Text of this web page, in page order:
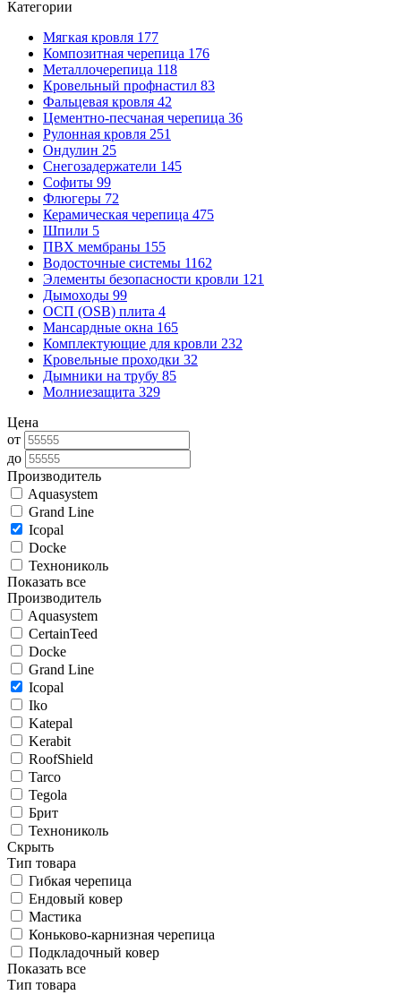
Категории
Мягкая кровля 177
Композитная черепица 176
Металлочерепица 118
Кровельный профнастил 83
Фальцевая кровля 42
Цементно-песчаная черепица 36
Рулонная кровля 251
Ондулин 25
Снегозадержатели 145
Софиты 99
Флюгеры 72
Керамическая черепица 475
Шпили 5
ПВХ мембраны 155
Водосточные системы 1162
Элементы безопасности кровли 121
Дымоходы 99
ОСП (OSB) плита 4
Мансардные окна 165
Комплектующие для кровли 232
Кровельные проходки 32
Дымники на трубу 85
Молниезащита 329
Цена
от
до
Производитель
Aquasystem
Grand Line
Icopal
Docke
Технониколь
Показать все
Производитель
Aquasystem
CertainTeed
Docke
Grand Line
Icopal
Iko
Katepal
Kerabit
RoofShield
Tarco
Tegola
Брит
Технониколь
Скрыть
Тип товара
Гибкая черепица
Ендовый ковер
Мастика
Коньково-карнизная черепица
Подкладочный ковер
Показать все
Тип товара